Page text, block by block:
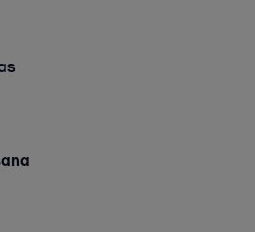
cilvēku un vides drošību.